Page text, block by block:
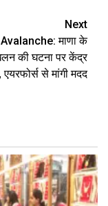
Next
माणा के
की घटना पर केंद्र
से मांगी मदद